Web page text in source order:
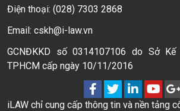
Điện thoại: (028) 7303 2868
Email: cskh@i-law.vn
GCNĐKKD số 0314107106 do Sở
TPHCM cấp ngày 10/11/2016
iLAW chỉ cung cấp thông tin và nền tảng